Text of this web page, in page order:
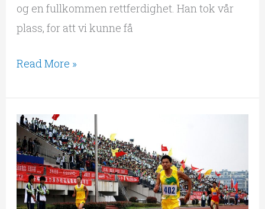
og en fullkommen rettferdighet. Han tok vår
plass, for att vi kunne få
Read More »
Løp
for
å
vinne
seiersprisen!